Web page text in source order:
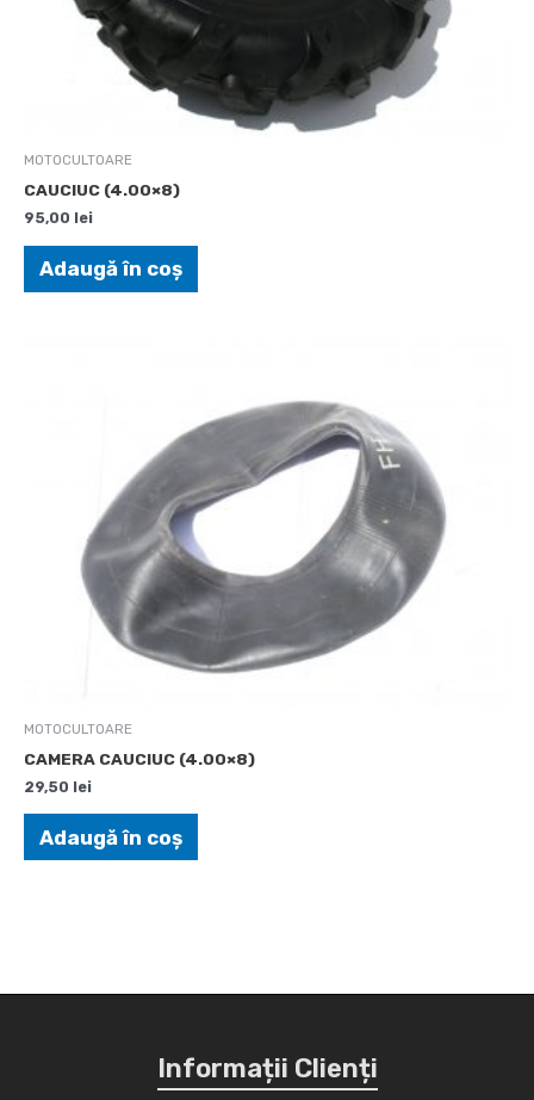
MOTOCULTOARE
CAUCIUC (4.00×8)
95,00 lei
Adaugă în coș
MOTOCULTOARE
CAMERA CAUCIUC (4.00×8)
29,50 lei
Adaugă în coș
Informații Clienți